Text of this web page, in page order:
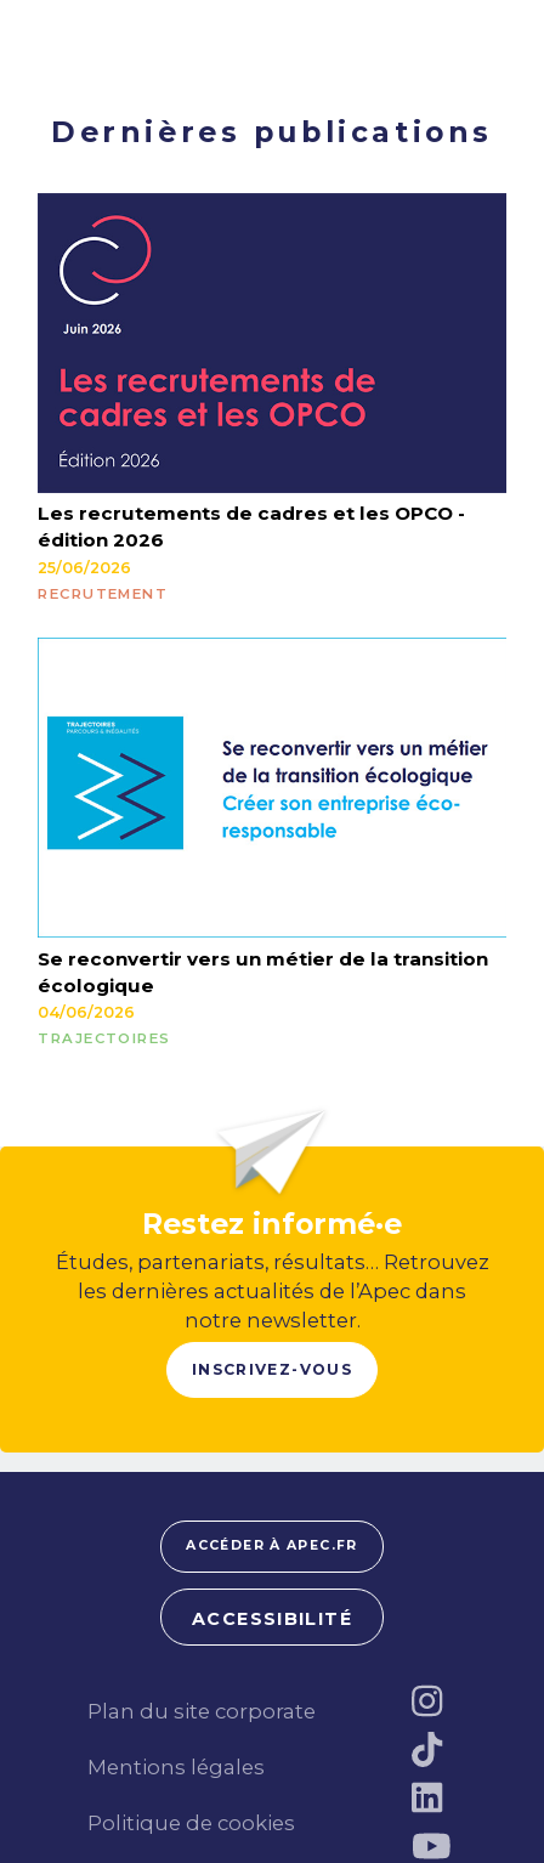
Dernières publications
Les recrutements de cadres et les OPCO -
édition 2026
25/06/2026
RECRUTEMENT
Se reconvertir vers un métier de la transition
écologique
04/06/2026
TRAJECTOIRES
Restez informé·e
Études, partenariats, résultats… Retrouvez
les dernières actualités de l’Apec dans
notre newsletter.
INSCRIVEZ-VOUS
Plan du site corporate
Mentions légales
Politique de cookies
ACCÉDER À APEC.FR
ACCESSIBILITÉ